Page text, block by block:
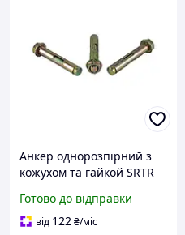
Анкер однорозпірний з
кожухом та гайкой SRTR
ТМ КРЕПТЕХ
Готово до відправки
від 122₴/міс